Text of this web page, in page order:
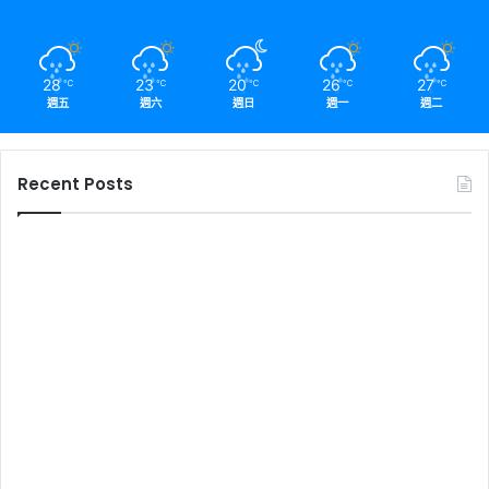
28 ℃
週五
23 ℃
週六
20 ℃
週日
26 ℃
週一
27 ℃
週二
Recent Posts